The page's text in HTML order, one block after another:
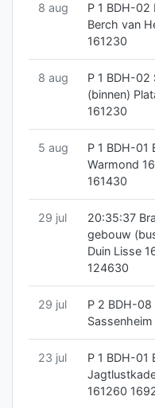
8 aug
P 1 BDH-
Berch van
161230
8 aug
P 1 BDH-
(binnen)
161230
5 aug
P 1 BDH-01
Warmond
161430
29 jul
20:35:37
gebouw
Duin Lisse
124630
29 jul
P 2 BDH-
23 jul
P 1 BDH-01
161260